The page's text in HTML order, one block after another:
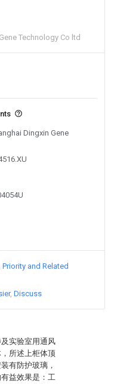
实验室用通风
所述上柜体顶
有防护玻璃，
益效果是：工
Technology Co ltd
Dingxin Gene
Priority and Related
Discuss